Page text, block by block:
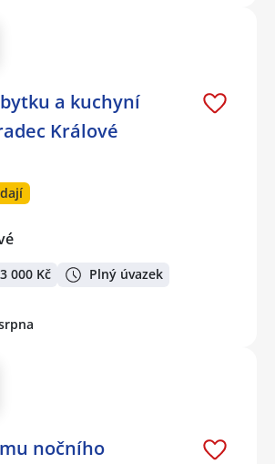
a kuchyní
Králové
000 Kč Plný úvazek
nočního